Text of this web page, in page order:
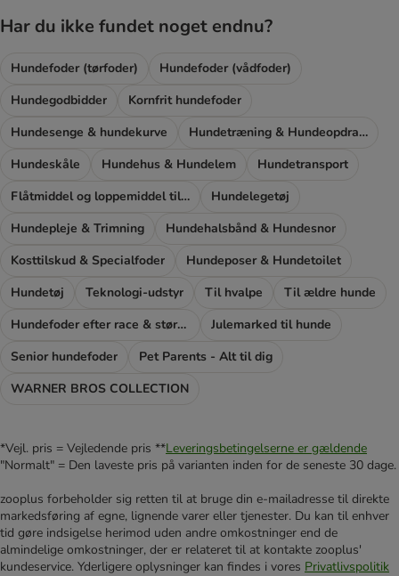
Har du ikke fundet noget endnu?
Hundefoder (tørfoder)
Hundefoder (vådfoder)
Hundegodbidder
Kornfrit hundefoder
Hundesenge & hundekurve
Hundetræning & Hundeopdragelse
Hundeskåle
Hundehus & Hundelem
Hundetransport
Flåtmiddel og loppemiddel til hunde
Hundelegetøj
Hundepleje & Trimning
Hundehalsbånd & Hundesnor
Kosttilskud & Specialfoder
Hundeposer & Hundetoilet
Hundetøj
Teknologi-udstyr Til hvalpe
Til ældre hunde
Hundefoder efter race & størrelse
Julemarked til hunde
Senior hundefoder
Pet Parents - Alt til dig
WARNER BROS COLLECTION
*Vejl. pris = Vejledende pris **Leveringsbetingelserne er gældende
"Normalt" = Den laveste pris på varianten inden for de seneste 30 dage.
zooplus forbeholder sig retten til at bruge din e-mailadresse til direkte
markedsføring af egne, lignende varer eller tjenester. Du kan til enhver
tid gøre indsigelse herimod uden andre omkostninger end de
almindelige omkostninger, der er relateret til at kontakte zooplus'
kundeservice. Yderligere oplysninger kan findes i vores Privatlivspolitik